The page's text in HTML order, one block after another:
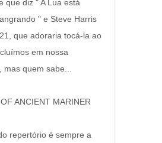
que diz " A Lua está
" e Steve Harris
que adoraria tocá-la ao
em nossa
quem sabe...
ANCIENT MARINER
repertório é sempre a